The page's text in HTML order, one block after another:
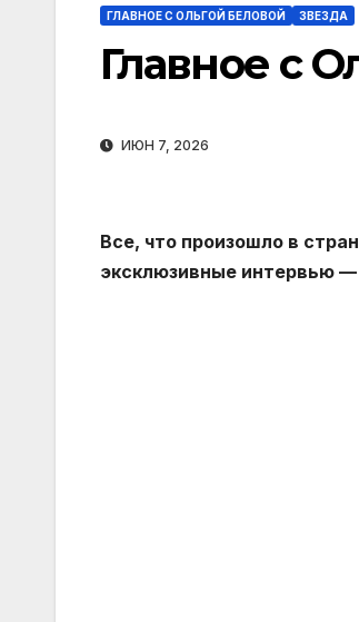
ГЛАВНОЕ С ОЛЬГОЙ БЕЛОВОЙ ЗВЕЗДА
Главное с
ИЮН 7, 2026
Все, что произошло в
эксклюзивные интервью